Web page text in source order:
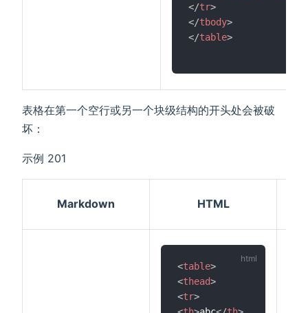
</tr>
</tbody>
</table>
表格在第一个空行或另一个块级结构的开头处会被破
坏：
示例 201
Markdown HTML
<table>
<thead>
<tr>